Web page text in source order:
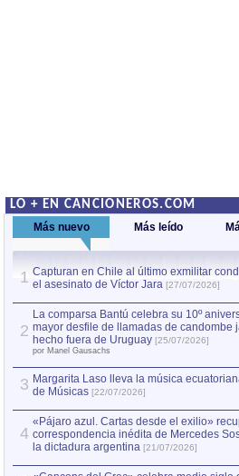
LO + EN CANCIONEROS.COM
Más nuevo Más leído
1 Capturan en Chile al último exmilitar
el asesinato de Víctor Jara [27/07/2026]
2
La comparsa Bantú celebra su 10º
mayor desfile de llamadas de candombe
hecho fuera de Uruguay [25/07/2026]
por Manel Gausachs
3 Margarita Laso lleva la música
de Músicas [22/07/2026]
4
«Pájaro azul. Cartas desde el exilio»
correspondencia inédita de Mercedes
la dictadura argentina [21/07/2026]